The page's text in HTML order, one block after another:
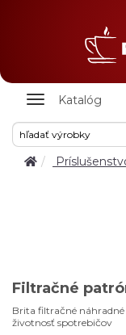
Zobrazit
Katalóg
Filtračné
Brita filtračné
životnosť spotrebičov